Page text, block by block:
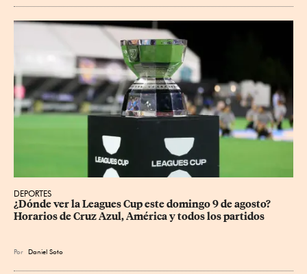
DEPORTES
¿Dónde ver la Leagues Cup este domingo 9 de agosto?
Horarios de Cruz Azul, América y todos los partidos
Por Daniel Soto